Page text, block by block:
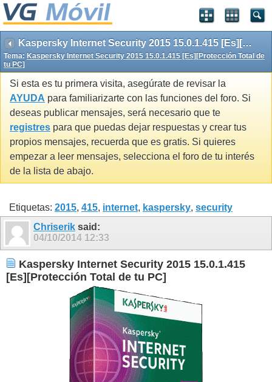
Kaspersky Internet Security 2015 15.0.1.415 [Es][Protección Total de tu PC]
Tema: Kaspersky Internet Security 2015 15.0.1.415 [Es][Protección Total de
tu PC]
Si esta es tu primera visita, asegúrate de revisar la
AYUDA para familiarizarte con las funciones del foro. Si
deseas publicar mensajes, será necesario que te
registres para que puedas dejar respuestas y crear tus
propios mensajes, recuerda que es gratis. Si quieres
empezar a leer mensajes, selecciona el foro de tu interés
de la lista de abajo.
Etiquetas: 2015, 415, internet, kaspersky, security
Chriserik said:
04/10/2014 12:33
Kaspersky Internet Security 2015 15.0.1.415
[Es][Protección Total de tu PC]